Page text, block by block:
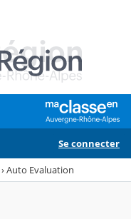
Se connecter
›Auto Evaluation